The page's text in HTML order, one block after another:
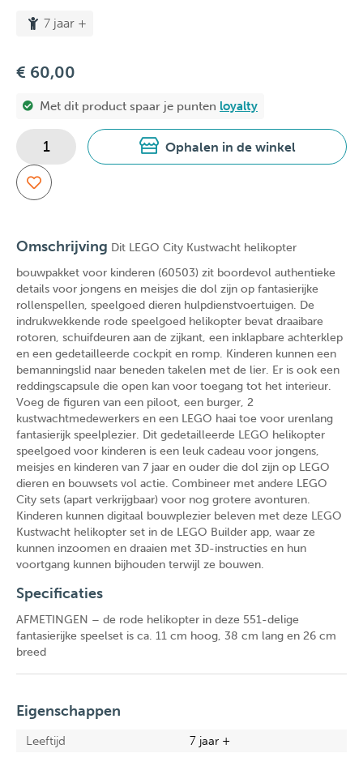
7 jaar +
€ 60,00
Met dit product spaar je punten loyalty
Ophalen in de winkel
Omschrijving Dit LEGO City Kustwacht helikopter
bouwpakket voor kinderen (60503) zit boordevol authentieke
details voor jongens en meisjes die dol zijn op fantasierijke
rollenspellen, speelgoed dieren hulpdienstvoertuigen. De
indrukwekkende rode speelgoed helikopter bevat draaibare
rotoren, schuifdeuren aan de zijkant, een inklapbare achterklep
en een gedetailleerde cockpit en romp. Kinderen kunnen een
bemanningslid naar beneden takelen met de lier. Er is ook een
reddingscapsule die open kan voor toegang tot het interieur.
Voeg de figuren van een piloot, een burger, 2
kustwachtmedewerkers en een LEGO haai toe voor urenlang
fantasierijk speelplezier. Dit gedetailleerde LEGO helikopter
speelgoed voor kinderen is een leuk cadeau voor jongens,
meisjes en kinderen van 7 jaar en ouder die dol zijn op LEGO
dieren en bouwsets vol actie. Combineer met andere LEGO
City sets (apart verkrijgbaar) voor nog grotere avonturen.
Kinderen kunnen digitaal bouwplezier beleven met deze LEGO
Kustwacht helikopter set in de LEGO Builder app, waar ze
kunnen inzoomen en draaien met 3D-instructies en hun
voortgang kunnen bijhouden terwijl ze bouwen.
Specificaties
AFMETINGEN – de rode helikopter in deze 551-delige
fantasierijke speelset is ca. 11 cm hoog, 38 cm lang en 26 cm
breed
Eigenschappen
Leeftijd 7 jaar +